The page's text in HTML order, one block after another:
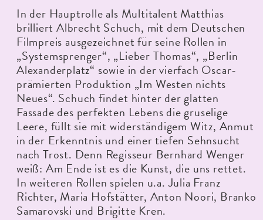
In der Hauptrolle als Multitalent Matthias
brilliert Albrecht Schuch, mit dem Deutschen
Filmpreis ausgezeichnet für seine Rollen in
„Systemsprenger“, „Lieber Thomas“, „Berlin
Alexanderplatz“ sowie in der vierfach Oscar-
prämierten Produktion „Im Westen nichts
Neues“. Schuch findet hinter der glatten
Fassade des perfekten Lebens die gruselige
Leere, füllt sie mit widerständigem Witz, Anmut
in der Erkenntnis und einer tiefen Sehnsucht
nach Trost. Denn Regisseur Bernhard Wenger
weiß: Am Ende ist es die Kunst, die uns rettet.
In weiteren Rollen spielen u.a. Julia Franz
Richter, Maria Hofstätter, Anton Noori, Branko
Samarovski und Brigitte Kren.